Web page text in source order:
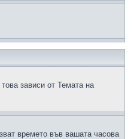
зависи от Темата на
времето във вашата часова